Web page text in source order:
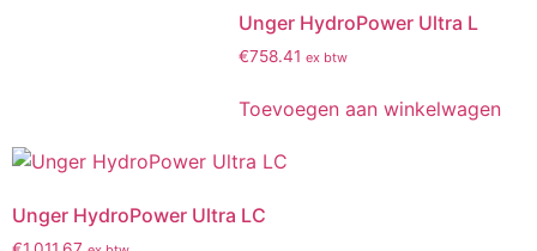
Unger HydroPower Ultra L
€758.41 ex btw
Toevoegen aan winkelwagen
Unger HydroPower Ultra LC